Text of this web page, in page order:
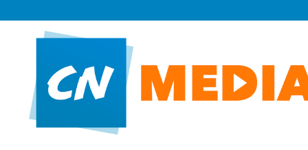
CN MÉDIA
Une vie nouvelle en JESUS !
Accueil